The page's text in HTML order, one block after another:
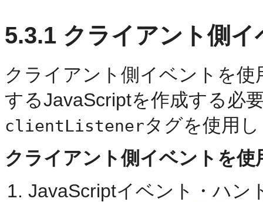
5.3.1 クライアント側
クライアント側イベントを
するJavaScriptを作成する必
clientListenerタグを使用
クライアント側イベントを使
JavaScriptイベント・ハン